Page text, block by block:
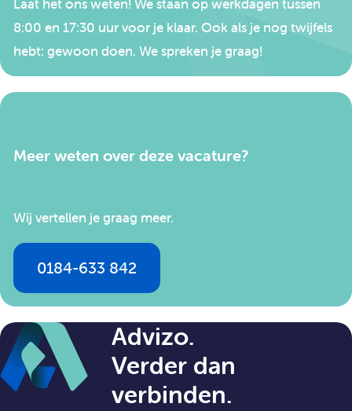
Laat het ons weten! We staan op werkdagen tussen
8:00 en 17:30 uur voor je klaar. Ook als je nog twijfels
hebt: gewoon doen. We spreken je graag!
Meer weten over deze vacature?
Wij vertellen je graag meer.
0184-633 842
Advizo.
Verder dan
verbinden.